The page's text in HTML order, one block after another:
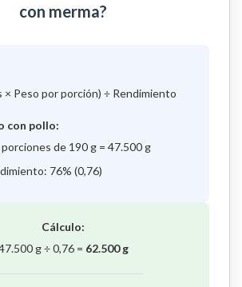
con merma?
× Peso por porción) ÷ Rendimiento
con pollo:
de 190 g = 47.500 g
76% (0,76)
Cálculo:
g ÷ 0,76 = 62.500 g